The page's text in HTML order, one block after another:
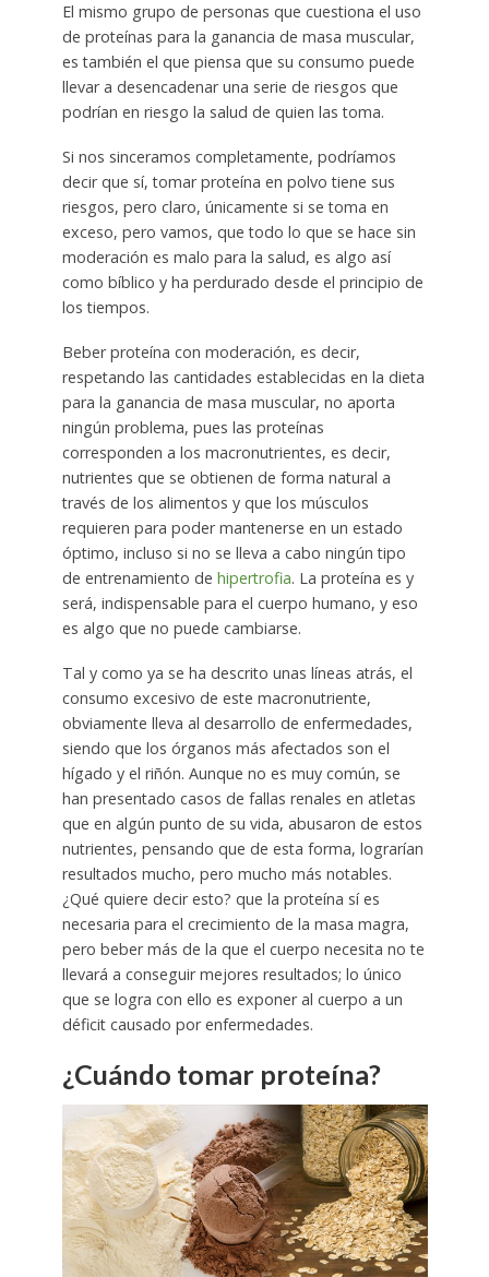
El mismo grupo de personas que cuestiona el uso
de proteínas para la ganancia de masa muscular,
es también el que piensa que su consumo puede
llevar a desencadenar una serie de riesgos que
podrían en riesgo la salud de quien las toma.
Si nos sinceramos completamente, podríamos
decir que sí, tomar proteína en polvo tiene sus
riesgos, pero claro, únicamente si se toma en
exceso, pero vamos, que todo lo que se hace sin
moderación es malo para la salud, es algo así
como bíblico y ha perdurado desde el principio de
los tiempos.
Beber proteína con moderación, es decir,
respetando las cantidades establecidas en la dieta
para la ganancia de masa muscular, no aporta
ningún problema, pues las proteínas
corresponden a los macronutrientes, es decir,
nutrientes que se obtienen de forma natural a
través de los alimentos y que los músculos
requieren para poder mantenerse en un estado
óptimo, incluso si no se lleva a cabo ningún tipo
de entrenamiento de hipertrofia. La proteína es y
será, indispensable para el cuerpo humano, y eso
es algo que no puede cambiarse.
Tal y como ya se ha descrito unas líneas atrás, el
consumo excesivo de este macronutriente,
obviamente lleva al desarrollo de enfermedades,
siendo que los órganos más afectados son el
hígado y el riñón. Aunque no es muy común, se
han presentado casos de fallas renales en atletas
que en algún punto de su vida, abusaron de estos
nutrientes, pensando que de esta forma, lograrían
resultados mucho, pero mucho más notables.
¿Qué quiere decir esto? que la proteína sí es
necesaria para el crecimiento de la masa magra,
pero beber más de la que el cuerpo necesita no te
llevará a conseguir mejores resultados; lo único
que se logra con ello es exponer al cuerpo a un
déficit causado por enfermedades.
¿Cuándo tomar proteína?